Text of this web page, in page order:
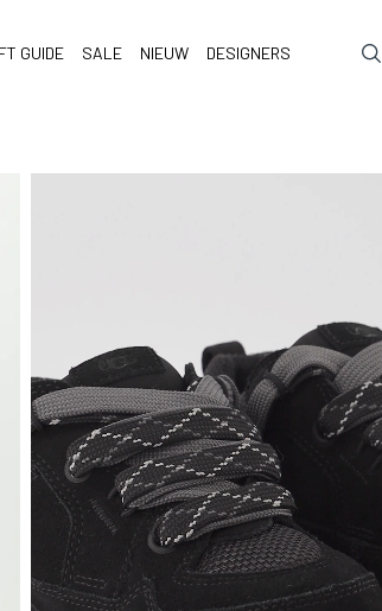
GUIDE SALE NIEUW DESIGNERS